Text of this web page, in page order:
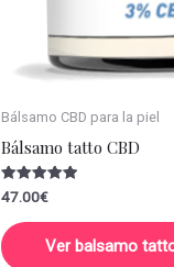
Bálsamo CBD para la piel
Bálsamo tatto CBD
Valorado
con
5.00
de 5
47.00€
Ver balsamo